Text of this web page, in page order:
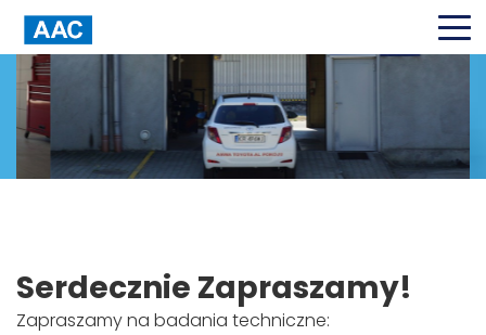
Serdecznie Zapraszamy!
Zapraszamy na badania techniczne: